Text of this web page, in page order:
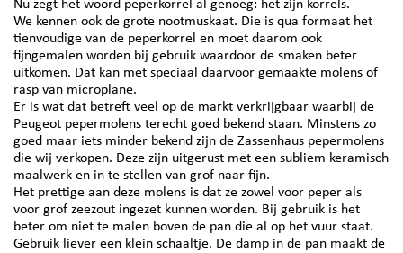
Nu zegt het woord peperkorrel al genoeg: het zijn korrels.
We kennen ook de grote nootmuskaat. Die is qua formaat het
tienvoudige van de peperkorrel en moet daarom ook
fijngemalen worden bij gebruik waardoor de smaken beter
uitkomen. Dat kan met speciaal daarvoor gemaakte molens of
rasp van microplane.
Er is wat dat betreft veel op de markt verkrijgbaar waarbij de
Peugeot pepermolens terecht goed bekend staan. Minstens zo
goed maar iets minder bekend zijn de Zassenhaus pepermolens
die wij verkopen. Deze zijn uitgerust met een subliem keramisch
maalwerk en in te stellen van grof naar fijn.
Het prettige aan deze molens is dat ze zowel voor peper als
voor grof zeezout ingezet kunnen worden. Bij gebruik is het
beter om niet te malen boven de pan die al op het vuur staat.
Gebruik liever een klein schaaltje. De damp in de pan maakt de